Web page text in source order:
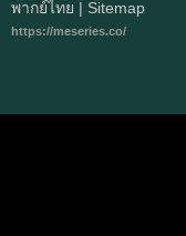
พากย์ไทย | Sitemap
https://meseries.co/